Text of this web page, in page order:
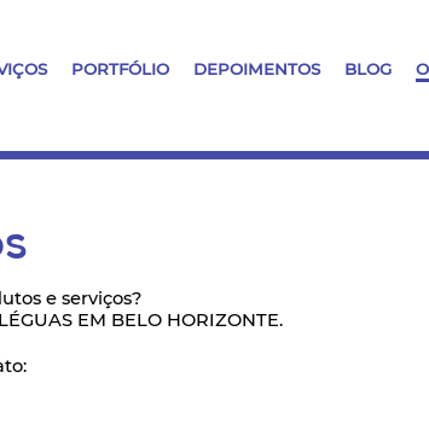
PORTFÓLIO DEPOIMENTOS BLOG
e serviços?
EM BELO HORIZONTE.